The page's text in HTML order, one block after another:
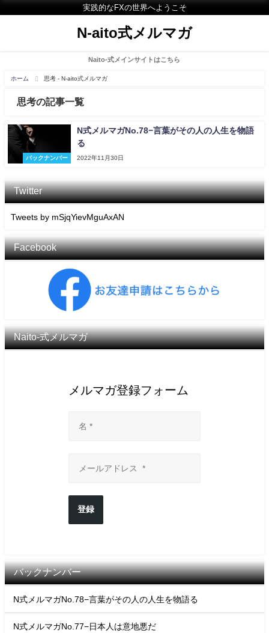
実践的なFXの世界へようこそ
N-aito式メルマガ
Naito-式メインサイトはこちら
ホーム 思考 - N-aito式メルマガ
思考の記事一覧
バックナンバー
N式メルマガNo.78−言葉がその人の人生を物語
る
2022年11月30日
Twitter
Tweets by mSjqYievMguAxAN
Facebook
Naito-式メルマガ
メルマガ登録フォーム
登録
バックナンバー
N式メルマガNo.78−言葉がその人の人生を物語る
N式メルマガNo.77−日本人は意地悪だ